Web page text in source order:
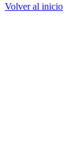
Volver al inicio